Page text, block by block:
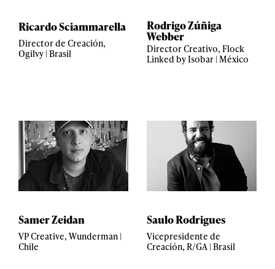
Ricardo Sciammarella
Director de Creación,
Ogilvy | Brasil
Rodrigo Zúñiga
Webber
Director Creativo, Flock
Linked by Isobar | México
Samer Zeidan
VP Creative, Wunderman |
Chile
Saulo Rodrigues
Vicepresidente de
Creación, R/GA | Brasil